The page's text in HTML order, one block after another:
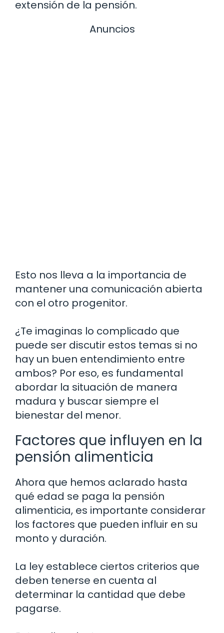
extensión de la pensión.
Anuncios
Esto nos lleva a la importancia de
mantener una comunicación abierta
con el otro progenitor.
¿Te imaginas lo complicado que
puede ser discutir estos temas si no
hay un buen entendimiento entre
ambos? Por eso, es fundamental
abordar la situación de manera
madura y buscar siempre el
bienestar del menor.
Factores que influyen en la
pensión alimenticia
Ahora que hemos aclarado hasta
qué edad se paga la pensión
alimenticia, es importante considerar
los factores que pueden influir en su
monto y duración.
La ley establece ciertos criterios que
deben tenerse en cuenta al
determinar la cantidad que debe
pagarse.